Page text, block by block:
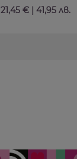
21,45 € | 41,95 лв.